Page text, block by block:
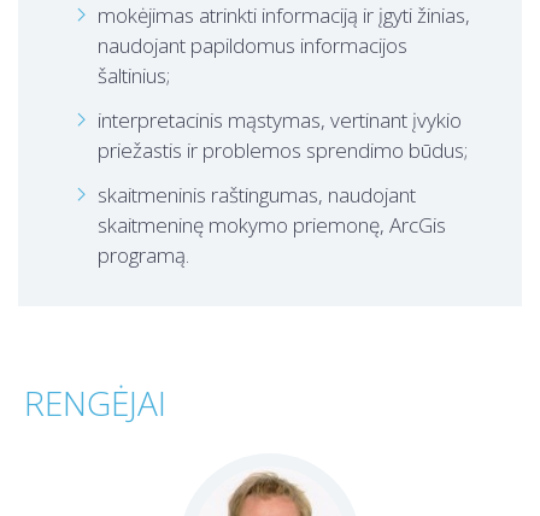
mokėjimas atrinkti informaciją ir įgyti žinias,
naudojant papildomus informacijos
šaltinius;
interpretacinis mąstymas, vertinant įvykio
priežastis ir problemos sprendimo būdus;
skaitmeninis raštingumas, naudojant
skaitmeninę mokymo priemonę, ArcGis
programą.
RENGĖJAI